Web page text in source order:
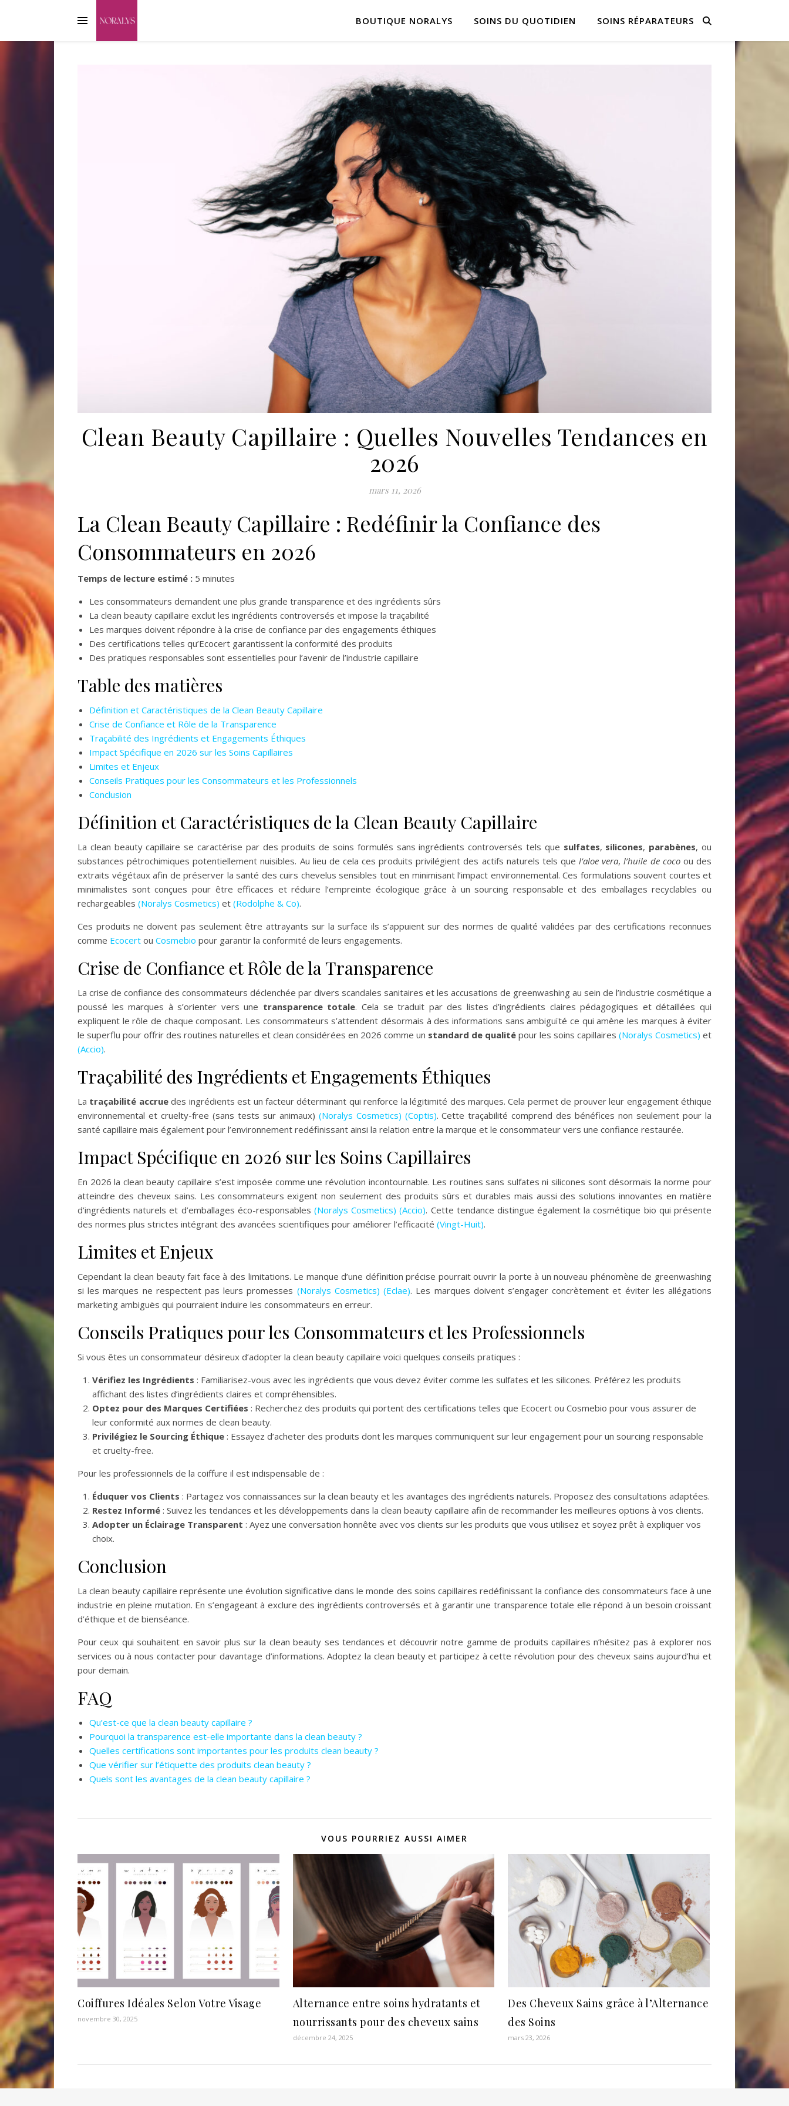
BOUTIQUE NORALYS SOINS DU QUOTIDIEN SOINS RÉPARATEURS
Clean Beauty Capillaire : Quelles Nouvelles Tendances en
2026
mars 11, 2026
La Clean Beauty Capillaire : Redéfinir la Confiance des
Consommateurs en 2026
Temps de lecture estimé : 5 minutes
Les consommateurs demandent une plus grande transparence et des ingrédients sûrs
La clean beauty capillaire exclut les ingrédients controversés et impose la traçabilité
Les marques doivent répondre à la crise de confiance par des engagements éthiques
Des certifications telles qu’Ecocert garantissent la conformité des produits
Des pratiques responsables sont essentielles pour l’avenir de l’industrie capillaire
Table des matières
Définition et Caractéristiques de la Clean Beauty Capillaire
Crise de Confiance et Rôle de la Transparence
Traçabilité des Ingrédients et Engagements Éthiques
Impact Spécifique en 2026 sur les Soins Capillaires
Limites et Enjeux
Conseils Pratiques pour les Consommateurs et les Professionnels
Conclusion
Définition et Caractéristiques de la Clean Beauty Capillaire
La clean beauty capillaire se caractérise par des produits de soins formulés sans ingrédients controversés tels que sulfates, silicones, parabènes, ou
substances pétrochimiques potentiellement nuisibles. Au lieu de cela ces produits privilégient des actifs naturels tels quel’aloe vera,l’huile de cocoou des
extraits végétaux afin de préserver la santé des cuirs chevelus sensibles tout en minimisant l’impact environnemental. Ces formulations souvent courtes et
minimalistes sont conçues pour être efficaces et réduire l’empreinte écologique grâce à un sourcing responsable et des emballages recyclables ou
rechargeables (Noralys Cosmetics) et (Rodolphe & Co).
Ces produits ne doivent pas seulement être attrayants sur la surface ils s’appuient sur des normes de qualité validées par des certifications reconnues
comme Ecocert ou Cosmebio pour garantir la conformité de leurs engagements.
Crise de Confiance et Rôle de la Transparence
La crise de confiance des consommateurs déclenchée par divers scandales sanitaires et les accusations de greenwashing au sein de l’industrie cosmétique a
poussé les marques à s’orienter vers une transparence totale. Cela se traduit par des listes d’ingrédients claires pédagogiques et détaillées qui
expliquent le rôle de chaque composant. Les consommateurs s’attendent désormais à des informations sans ambiguïté ce qui amène les marques à éviter
le superflu pour offrir des routines naturelles et clean considérées en 2026 comme un standard de qualité pour les soins capillaires (Noralys Cosmetics) et
(Accio).
Traçabilité des Ingrédients et Engagements Éthiques
La traçabilité accruedes ingrédients est un facteur déterminant qui renforce la légitimité des marques. Cela permet de prouver leur engagement éthique
environnemental et cruelty-free (sans tests sur animaux) (Noralys Cosmetics) (Coptis). Cette traçabilité comprend des bénéfices non seulement pour la
santé capillaire mais également pour l’environnement redéfinissant ainsi la relation entre la marque et le consommateur vers une confiance restaurée.
Impact Spécifique en 2026 sur les Soins Capillaires
En 2026 la clean beauty capillaire s’est imposée comme une révolution incontournable. Les routines sans sulfates ni silicones sont désormais la norme pour
atteindre des cheveux sains. Les consommateurs exigent non seulement des produits sûrs et durables mais aussi des solutions innovantes en matière
d’ingrédients naturels et d’emballages éco-responsables (Noralys Cosmetics) (Accio). Cette tendance distingue également la cosmétique bio qui présente
des normes plus strictes intégrant des avancées scientifiques pour améliorer l’efficacité (Vingt-Huit).
Limites et Enjeux
Cependant la clean beauty fait face à des limitations. Le manque d’une définition précise pourrait ouvrir la porte à un nouveau phénomène de greenwashing
si les marques ne respectent pas leurs promesses (Noralys Cosmetics) (Eclae). Les marques doivent s’engager concrètement et éviter les allégations
marketing ambiguës qui pourraient induire les consommateurs en erreur.
Conseils Pratiques pour les Consommateurs et les Professionnels
Si vous êtes un consommateur désireux d’adopter la clean beauty capillaire voici quelques conseils pratiques :
Vérifiez les Ingrédients : Familiarisez-vous avec les ingrédients que vous devez éviter comme les sulfates et les silicones. Préférez les produits
affichant des listes d’ingrédients claires et compréhensibles.
Optez pour des Marques Certifiées : Recherchez des produits qui portent des certifications telles que Ecocert ou Cosmebio pour vous assurer de
leur conformité aux normes de clean beauty.
Privilégiez le Sourcing Éthique : Essayez d’acheter des produits dont les marques communiquent sur leur engagement pour un sourcing responsable
et cruelty-free.
Pour les professionnels de la coiffure il est indispensable de :
Éduquer vos Clients : Partagez vos connaissances sur la clean beauty et les avantages des ingrédients naturels. Proposez des consultations adaptées.
Restez Informé : Suivez les tendances et les développements dans la clean beauty capillaire afin de recommander les meilleures options à vos clients.
Adopter un Éclairage Transparent : Ayez une conversation honnête avec vos clients sur les produits que vous utilisez et soyez prêt à expliquer vos
choix.
Conclusion
La clean beauty capillaire représente une évolution significative dans le monde des soins capillaires redéfinissant la confiance des consommateurs face à une
industrie en pleine mutation. En s’engageant à exclure des ingrédients controversés et à garantir une transparence totale elle répond à un besoin croissant
d’éthique et de bienséance.
Pour ceux qui souhaitent en savoir plus sur la clean beauty ses tendances et découvrir notre gamme de produits capillaires n’hésitez pas à explorer nos
services ou à nous contacter pour davantage d’informations. Adoptez la clean beauty et participez à cette révolution pour des cheveux sains aujourd’hui et
pour demain.
FAQ
Qu’est-ce que la clean beauty capillaire ?
Pourquoi la transparence est-elle importante dans la clean beauty ?
Quelles certifications sont importantes pour les produits clean beauty ?
Que vérifier sur l’étiquette des produits clean beauty ?
Quels sont les avantages de la clean beauty capillaire ?
VOUS POURRIEZ AUSSI AIMER
Coiffures Idéales Selon Votre Visage
novembre 30, 2025
Alternance entre soins hydratants et
nourrissants pour des cheveux sains
décembre 24, 2025
Des Cheveux Sains grâce à l’Alternance
des Soins
mars 23, 2026